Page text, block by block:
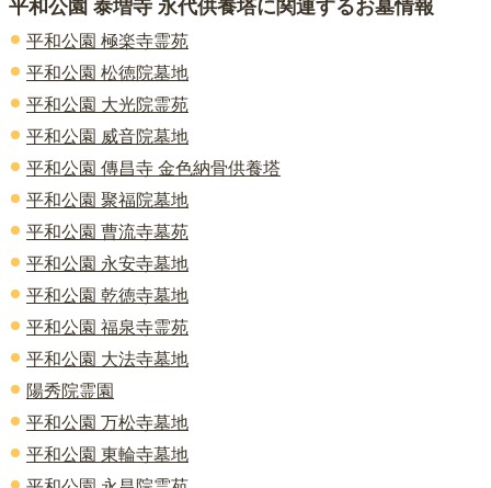
平和公園 泰増寺 永代供養塔に関連するお墓情報
平和公園 極楽寺霊苑
平和公園 松徳院墓地
平和公園 大光院霊苑
平和公園 威音院墓地
平和公園 傳昌寺 金色納骨供養塔
平和公園 聚福院墓地
平和公園 曹流寺墓苑
平和公園 永安寺墓地
平和公園 乾徳寺墓地
平和公園 福泉寺霊苑
平和公園 大法寺墓地
陽秀院霊園
平和公園 万松寺墓地
平和公園 東輪寺墓地